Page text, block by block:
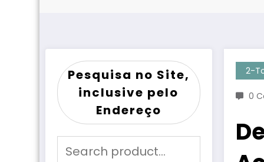
Pesquisa no Site,
inclusive pelo
Endereço
2-
0